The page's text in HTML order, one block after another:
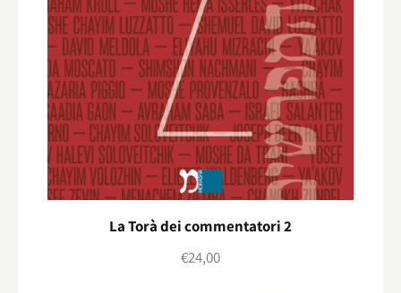
La Torà dei commentatori 2
€24,00